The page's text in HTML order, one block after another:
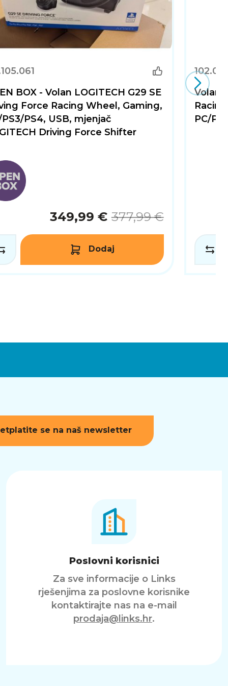
BOX - Volan LOGITECH G29 SE
Force Racing Wheel, Gaming,
PS4, USB, mjenjač
Driving Force Shifter
349,99 € 377,99 €
Dodaj
Volan
PC/
se na naš newsletter
Poslovni korisnici
Za sve informacije o Links
rješenjima za poslovne korisnike
kontaktirajte nas na e-mail
prodaja@links.hr.